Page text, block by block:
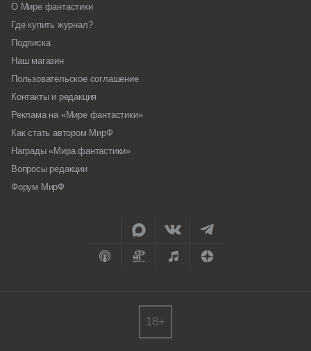
О Мире фантастики
Где купить журнал?
Подписка
Наш магазин
Пользовательское соглашение
Контакты и редакция
Реклама на «Мире фантастики»
Как стать автором МирФ
Награды «Мира фантастики»
Вопросы редакции
Форум МирФ
18+